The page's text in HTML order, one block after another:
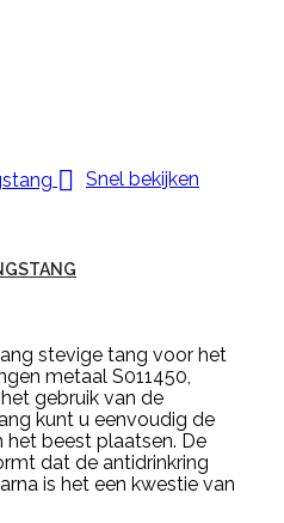

Snel bekijken
stevige tang voor het
metaal S011450,
het gebruik van de
kunt u eenvoudig de
het beest plaatsen. De
dat de antidrinkring
is het een kwestie van